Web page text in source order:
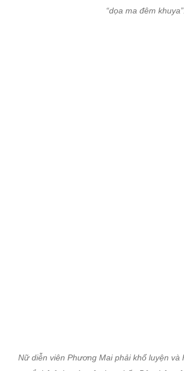
“dọa ma đêm khuya”.